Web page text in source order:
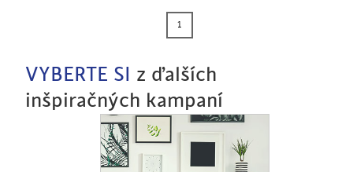
1
VYBERTE SI
z ďalších
inšpiračných kampaní